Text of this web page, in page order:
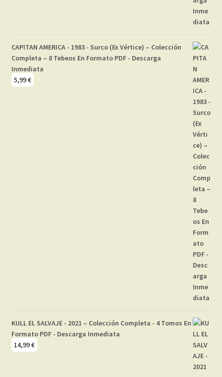
CAPITAN AMERICA - 1983 - Surco (Ex Vértice) – Colección
Completa – 8 Tebeos En Formato PDF - Descarga
Inmediata
5,99€
KULL EL SALVAJE - 2021 – Colección Completa - 4 Tomos En
Formato PDF - Descarga Inmediata
14,99€